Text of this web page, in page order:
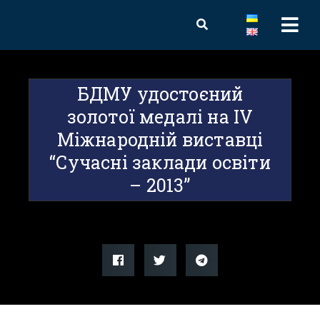
БДМУ удостоєний
золотої медалі на IV
Міжнародній виставці
“Сучасні заклади освіти
– 2013”